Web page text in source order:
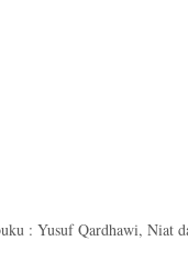
: Yusuf Qardhawi, Niat